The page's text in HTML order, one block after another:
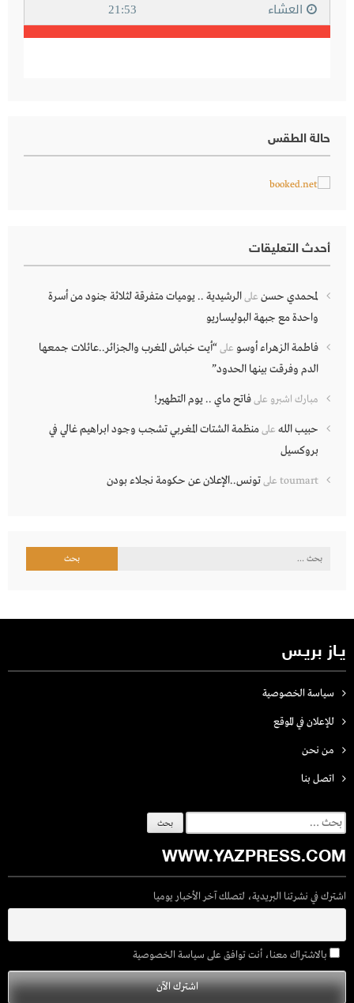
حالة الطقس
أحدث التعليقات
لمحمدي حسن علىالرشيدية .. يوميات متفرقة لثلاثة جنود من أسرة
واحدة مع جبهة البوليساريو
فاطمة الزهراء أوسو على“أيت خباش المغرب والجزائر..عائلات جمعها
الدم وفرقت بينها الحدود”
مبارك اشبرو علىفاتح ماي .. يوم التطهير!
حبيب الله علىمنظمة الشتات المغربي تشجب وجود ابراهيم غالي في
بروكسيل
toumart علىتونس..الإعلان عن حكومة نجلاء بودن
البحث
يـاز بريـس
سياسة الخصوصية
للإعلان في الموقع
من نحن
اتصل بنـا
البحث
عن:
WWW.YAZPRESS.COM
اشترك في نشرتنا البريدية، لتصلك آخر الأخبار يوميا
بالاشتراك معنا، أنت توافق على سياسة الخصوصية